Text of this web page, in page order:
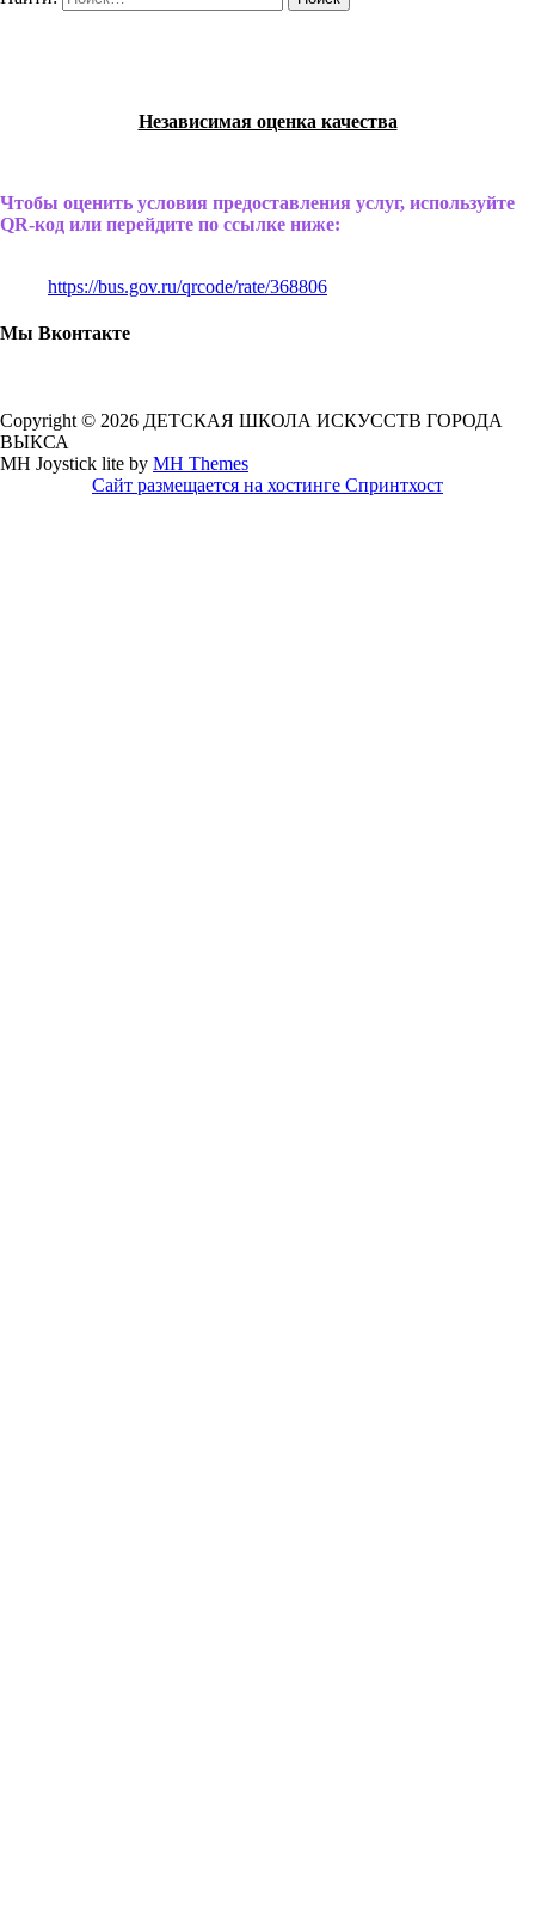
Независимая оценка качества
Чтобы оценить условия предоставления услуг, используйте
QR-код или перейдите по ссылке ниже:
https://bus.gov.ru/qrcode/rate/368806
Мы Вконтакте
Copyright © 2026 ДЕТСКАЯ ШКОЛА ИСКУССТВ ГОРОДА
ВЫКСА
MH Joystick lite by MH Themes
Сайт размещается на хостинге Спринтхост